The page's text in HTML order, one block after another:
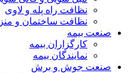
نظافت راه پله و لاوی
نظافت ساختمان و
صنعت بیمه
کارگزاران بیمه
نمایندگان بیمه
صنعت جوش و برش